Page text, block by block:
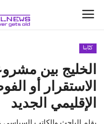
الأخبار
كتّابنا
السعودية
كتّابنا
الخليج بين
الاستقرار أو
الإقليمي الجديد